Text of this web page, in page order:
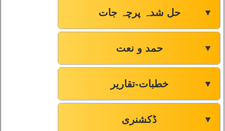
حل شدہ پرچہ جات ▼
حمد و نعت ▼
خطبات-تقاریر ▼
ڈکشنری ▼